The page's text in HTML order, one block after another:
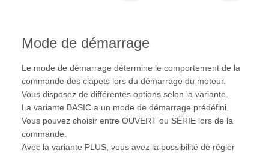
Mode de démarrage
Le mode de démarrage détermine le comportement de la
commande des clapets lors du démarrage du moteur.
Vous disposez de différentes options selon la variante.
La variante BASIC a un mode de démarrage prédéfini.
Vous pouvez choisir entre OUVERT ou SÉRIE lors de la
commande.
Avec la variante PLUS, vous avez la possibilité de régler